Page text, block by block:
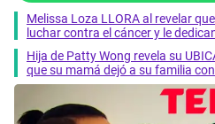
Melissa Loza LLORA al revelar
luchar contra el cáncer y le
Hija de Patty Wong revela su
que su mamá dejó a su familia